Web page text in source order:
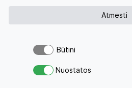
pan.) - tai galės padaryti likus
kelionės vadovu (susirinkus ne
grupei).
Gauta ir suderinta kajutė
negarantuojama ir atsiradus
Savo svajonių
domėjosi 14 žmonių
Atmesti
Būtini
Nuostatos